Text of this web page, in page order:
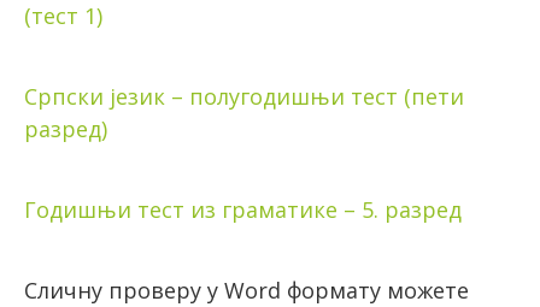
(тест 1)
Српски језик – полугодишњи тест (пети
разред)
Годишњи тест из граматике – 5. разред
Сличну проверу у Word формату можете